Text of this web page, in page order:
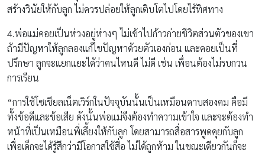
สร้างวินัยให้กับลูก ไม่ควรปล่อยให้ลูกเติบโตไปโดยไร้ทิศทาง
4.พ่อแม่คอยเป็นห่วงอยู่ห่างๆ ไม่เข้าไปก้าวก่ายชีวิตส่วนตัวของเขา
ถ้ามีปัญหาให้ลูกลองแก้ไขปัญหาด้วยตัวเองก่อน และคอยเป็นที่
ปรึกษา ลูกจะแยกแยะได้ว่าคนไหนดี ไม่ดี เช่น เพื่อนต้องไม่รบกวน
การเรียน
“การใช้โซเชียลเน็ตเวิร์กในปัจจุบันนั้นเป็นเหมือนดาบสองคม คือมี
ทั้งข้อดีและข้อเสีย ดังนั้นพ่อแม่จึงต้องทำความเข้าใจ และจะต้องทำ
หน้าที่เป็นเหมือนพี่เลี้ยงให้กับลูก โดยสามารถสื่อสารพูดคุยกับลูก
เพื่อเด็กจะได้รู้สึกว่ามีโอกาสใช้สื่อ ไม่ได้ถูกห้าม ในขณะเดียวกันก็จะ